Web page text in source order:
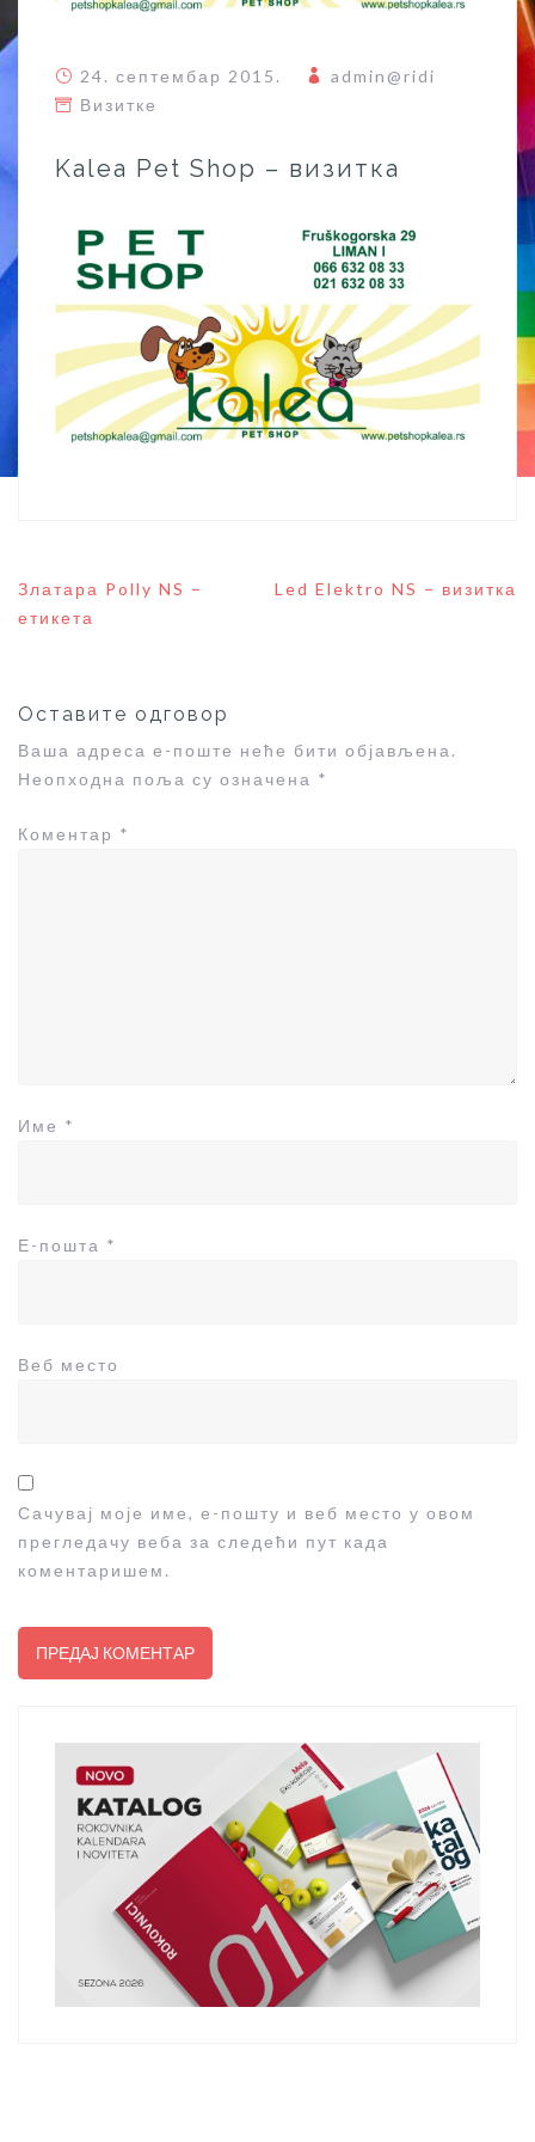
24. септембар 2015.
admin@ridi
Визитке
Kalea Pet Shop – визитка
Кретање
Златара Polly NS –
етикета
Led Elektro NS – визитка
Оставите одговор
Ваша адреса е-поште неће бити објављена.
Неопходна поља су означена *
Коментар *
Име *
Е-пошта *
Веб место
Сачувај моје име, е-пошту и веб место у овом
прегледачу веба за следећи пут када
коментаришем.